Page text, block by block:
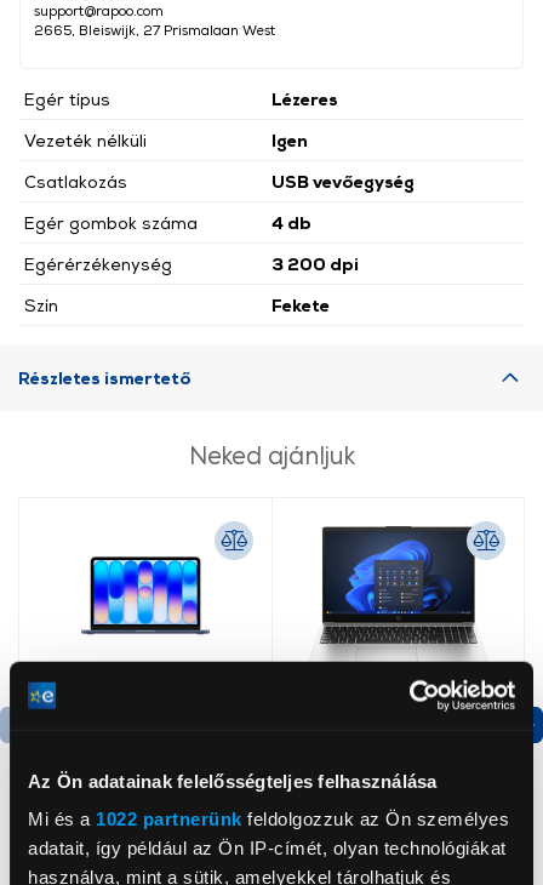
Az Ön adatainak felelősségteljes felhasználása
Mi és a 1022 partnerünk feldolgozzuk az Ön személyes
adatait, így például az Ön IP-címét, olyan technológiákat
használva, mint a sütik, amelyekkel tárolhatjuk és
support@rapoo.com
2665, Bleiswijk, 27 Prismalaan West
Egér típus
Lézeres
Vezeték nélküli
Igen
Csatlakozás
USB vevőegység
Egér gombok száma
4 db
Egérérzékenység
3 200 dpi
Szín
Fekete
Részletes ismertető
Neked ajánljuk
Apple MacBook Neo 13"
A18 Pro, 6C CPU/5C
HP 255R 15,6" G10
Notebook (B9YP8ET) +